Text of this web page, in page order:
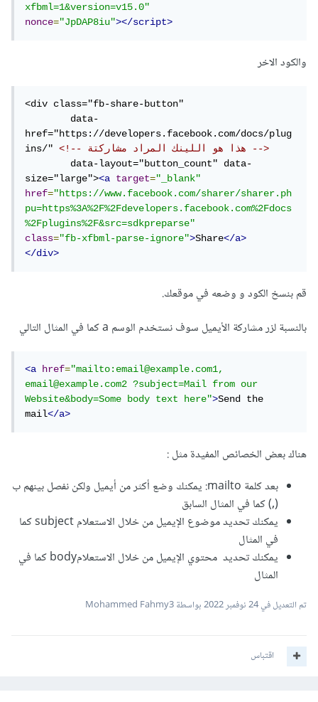
xfbml=1&version=v15.0"
nonce="JpDAP8iu"></script>
والكود الاخر
<div class="fb-share-button"
	data-
href="https://developers.facebook.com/docs/plug
ins/"
<!-- هذا هو اللينك المراد مشاركتة -->
	data-layout="button_count" data-
size="large"><a target="_blank"
href="https://www.facebook.com/sharer/sharer.ph
pu=https%3A%2F%2Fdevelopers.facebook.com%2Fdocs
%2Fplugins%2F&src=sdkpreparse"
class="fb-xfbml-parse-ignore">Share</a>
</div>
قم بنسخ الكود و وضعه في موقعك.
بالنسبة لزر مشاركة الأيميل سوف نستخدم الوسم a كما في المثال التالي
<a href="mailto:email@example.com1,
email@example.com2 ?subject=Mail from our
Website&body=Some body text here">Send the
mail</a>
هناك بعض الخصائص المفيدة مثل :
بعد كلمة mailto: يمكنك وضع أكثر من أيميل ولكن نفصل بينهم ب
(,) كما في المثال السابق
يمكنك تحديد موضوع الإيميل من خلال الاستعلام subject كما
في المثال
يمكنك تحديد محتوي الإيميل من خلال الاستعلامbody كما في
المثال
تم التعديل في24 نوفمبر 2022 بواسطة Mohammed Fahmy3
اقتباس